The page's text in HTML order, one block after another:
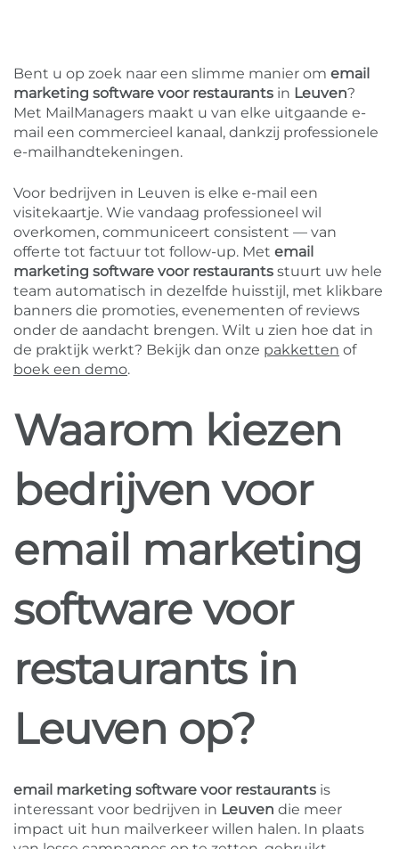
Bent u op zoek naar een slimme manier om email
marketing software voor restaurants in Leuven?
Met MailManagers maakt u van elke uitgaande e-
mail een commercieel kanaal, dankzij professionele
e-mailhandtekeningen.
Voor bedrijven in Leuven is elke e-mail een
visitekaartje. Wie vandaag professioneel wil
overkomen, communiceert consistent — van
offerte tot factuur tot follow-up. Met email
marketing software voor restaurants stuurt uw hele
team automatisch in dezelfde huisstijl, met klikbare
banners die promoties, evenementen of reviews
onder de aandacht brengen. Wilt u zien hoe dat in
de praktijk werkt? Bekijk dan onze pakketten of
boek een demo.
Waarom kiezen
bedrijven voor
email marketing
software voor
restaurants in
Leuven op?
email marketing software voor restaurants is
interessant voor bedrijven in Leuven die meer
impact uit hun mailverkeer willen halen. In plaats